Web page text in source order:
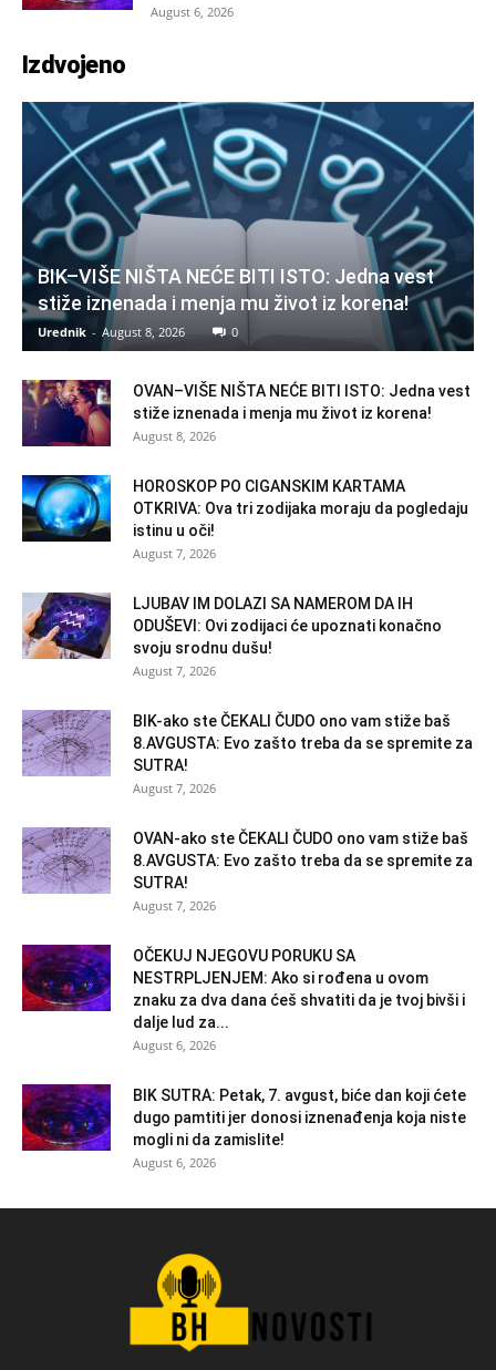
August 6, 2026
Izdvojeno
BIK–VIŠE NIŠTA NEĆE BITI ISTO: Jedna vest
stiže iznenada i menja mu život iz korena!
Urednik - August 8, 2026 0
OVAN–VIŠE NIŠTA NEĆE BITI ISTO: Jedna vest
stiže iznenada i menja mu život iz korena!
August 8, 2026
HOROSKOP PO CIGANSKIM KARTAMA
OTKRIVA: Ova tri zodijaka moraju da pogledaju
istinu u oči!
August 7, 2026
LJUBAV IM DOLAZI SA NAMEROM DA IH
ODUŠEVI: Ovi zodijaci će upoznati konačno
svoju srodnu dušu!
August 7, 2026
BIK-ako ste ČEKALI ČUDO ono vam stiže baš
8.AVGUSTA: Evo zašto treba da se spremite za
SUTRA!
August 7, 2026
OVAN-ako ste ČEKALI ČUDO ono vam stiže baš
8.AVGUSTA: Evo zašto treba da se spremite za
SUTRA!
August 7, 2026
OČEKUJ NJEGOVU PORUKU SA
NESTRPLJENJEM: Ako si rođena u ovom
znaku za dva dana ćeš shvatiti da je tvoj bivši i
dalje lud za...
August 6, 2026
BIK SUTRA: Petak, 7. avgust, biće dan koji ćete
dugo pamtiti jer donosi iznenađenja koja niste
mogli ni da zamislite!
August 6, 2026